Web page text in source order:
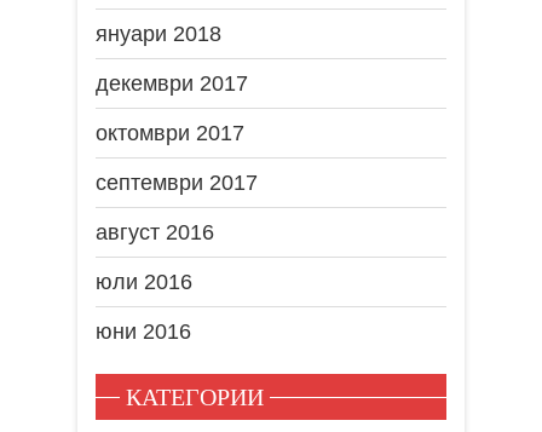
януари 2018
декември 2017
октомври 2017
септември 2017
август 2016
юли 2016
юни 2016
КАТЕГОРИИ